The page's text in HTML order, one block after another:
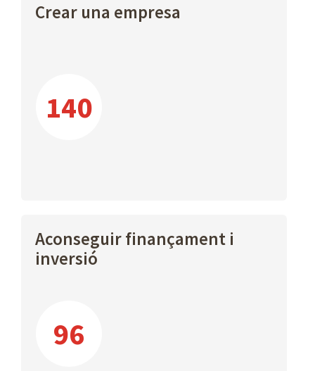
Crear una empresa
140
Aconseguir finançament i
inversió
96